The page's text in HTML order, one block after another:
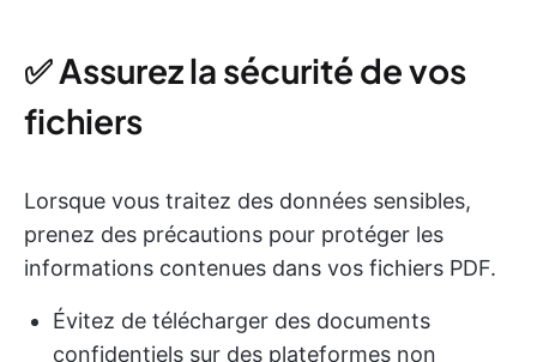
✅ Assurez la sécurité de vos
fichiers
Lorsque vous traitez des données sensibles,
prenez des précautions pour protéger les
informations contenues dans vos fichiers PDF.
Évitez de télécharger des documents
confidentiels sur des plateformes non